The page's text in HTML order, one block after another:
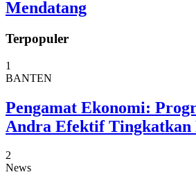
Mendatang
Terpopuler
1
BANTEN
Pengamat Ekonomi:
Andra Efektif Tingkatkan
2
News